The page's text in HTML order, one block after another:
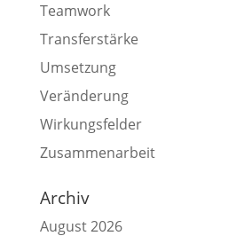
Teamwork
Transferstärke
Umsetzung
Veränderung
Wirkungsfelder
Zusammenarbeit
Archiv
August 2026